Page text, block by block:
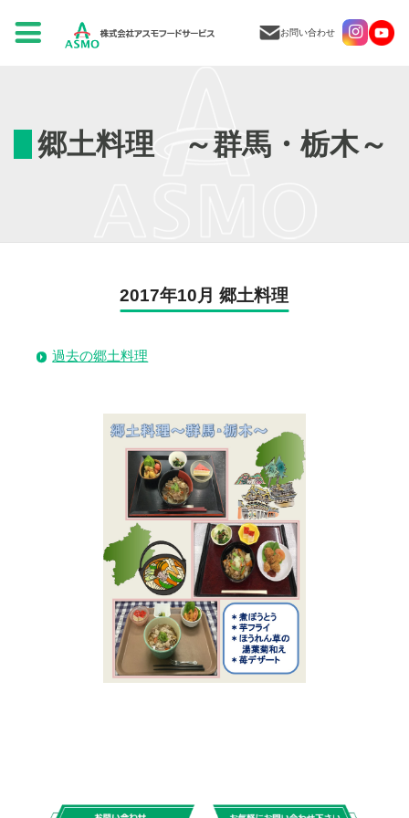
お問い合わせ
郷土料理 ～群馬・栃木～
2017年10月 郷土料理
過去の郷土料理